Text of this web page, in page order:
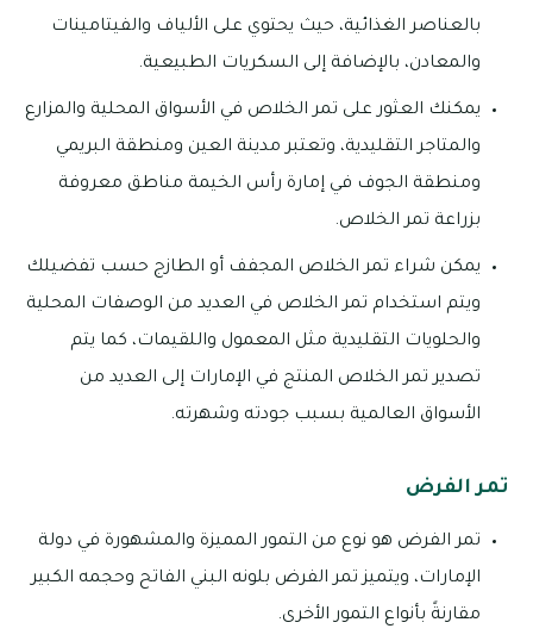
بالعناصر الغذائية، حيث يحتوي على الألياف والفيتامينات
والمعادن، بالإضافة إلى السكريات الطبيعية.
يمكنك العثور على تمر الخلاص في الأسواق المحلية والمزارع
والمتاجر التقليدية، وتعتبر مدينة العين ومنطقة البريمي
ومنطقة الجوف في إمارة رأس الخيمة مناطق معروفة
بزراعة تمر الخلاص.
يمكن شراء تمر الخلاص المجفف أو الطازج حسب تفضيلك
ويتم استخدام تمر الخلاص في العديد من الوصفات المحلية
والحلويات التقليدية مثل المعمول واللقيمات، كما يتم
تصدير تمر الخلاص المنتج في الإمارات إلى العديد من
الأسواق العالمية بسبب جودته وشهرته.
تمر الفرض
تمر الفرض هو نوع من التمور المميزة والمشهورة في دولة
الإمارات، ويتميز تمر الفرض بلونه البني الفاتح وحجمه الكبير
مقارنةً بأنواع التمور الأخرى.